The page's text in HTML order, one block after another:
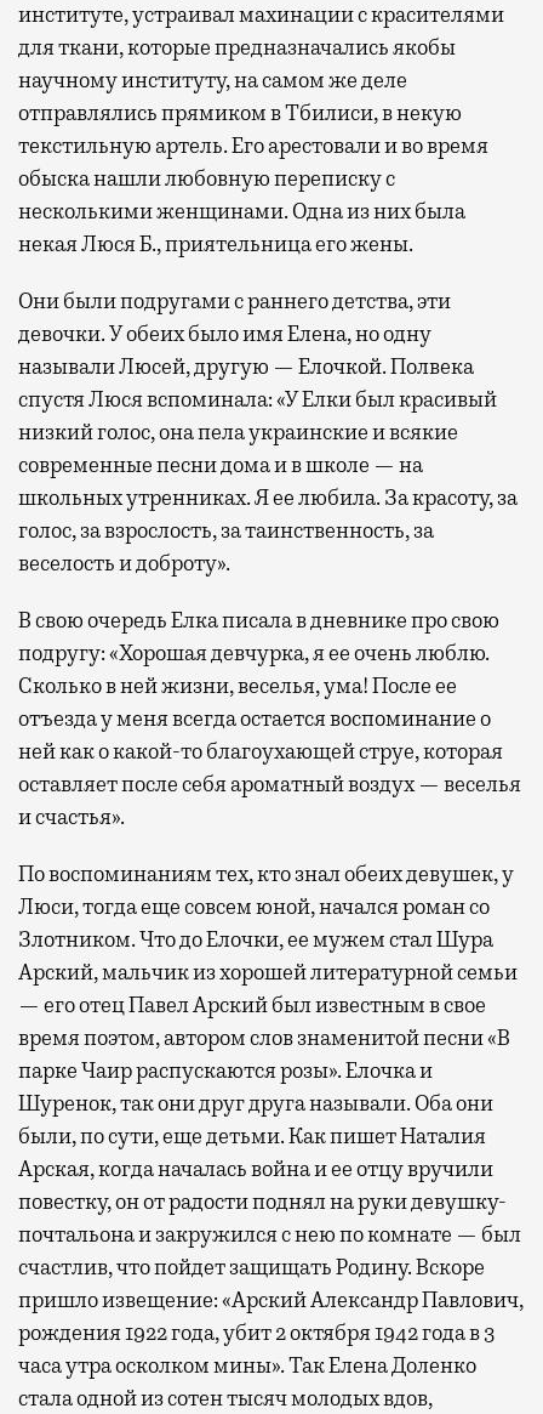
институте, устраивал махинации с красителями
для ткани, которые предназначались якобы
научному институту, на самом же деле
отправлялись прямиком в Тбилиси, в некую
текстильную артель. Его арестовали и во время
обыска нашли любовную переписку с
несколькими женщинами. Одна из них была
некая Люся Б., приятельница его жены.
Они были подругами с раннего детства, эти
девочки. У обеих было имя Елена, но одну
называли Люсей, другую — Елочкой. Полвека
спустя Люся вспоминала: «У Елки был красивый
низкий голос, она пела украинские и всякие
современные песни дома и в школе — на
школьных утренниках. Я ее любила. За красоту, за
голос, за взрослость, за таинственность, за
веселость и доброту».
В свою очередь Елка писала в дневнике про свою
подругу: «Хорошая девчурка, я ее очень люблю.
Сколько в ней жизни, веселья, ума! После ее
отъезда у меня всегда остается воспоминание о
ней как о какой-то благоухающей струе, которая
оставляет после себя ароматный воздух — веселья
и счастья».
По воспоминаниям тех, кто знал обеих девушек, у
Люси, тогда еще совсем юной, начался роман со
Злотником. Что до Елочки, ее мужем стал Шура
Арский, мальчик из хорошей литературной семьи
— его отец Павел Арский был известным в свое
время поэтом, автором слов знаменитой песни «В
парке Чаир распускаются розы». Елочка и
Шуренок, так они друг друга называли. Оба они
были, по сути, еще детьми. Как пишет Наталия
Арская, когда началась война и ее отцу вручили
повестку, он от радости поднял на руки девушку-
почтальона и закружился с нею по комнате — был
счастлив, что пойдет защищать Родину. Вскоре
пришло извещение: «Арский Александр Павлович,
рождения 1922 года, убит 2 октября 1942 года в 3
часа утра осколком мины». Так Елена Доленко
стала одной из сотен тысяч молодых вдов,